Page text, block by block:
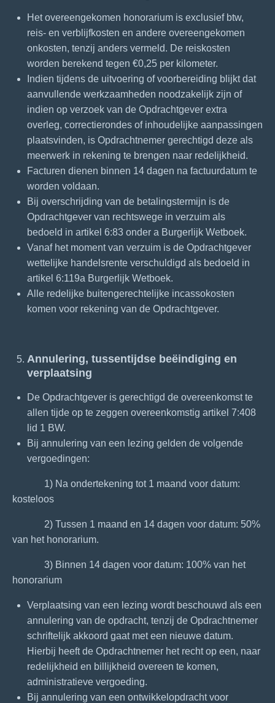
Het overeengekomen honorarium is exclusief btw,
reis- en verblijfkosten en andere overeengekomen
onkosten, tenzij anders vermeld. De reiskosten
worden berekend tegen €0,25 per kilometer.
Indien tijdens de uitvoering of voorbereiding blijkt dat
aanvullende werkzaamheden noodzakelijk zijn of
indien op verzoek van de Opdrachtgever extra
overleg, correctierondes of inhoudelijke aanpassingen
plaatsvinden, is Opdrachtnemer gerechtigd deze als
meerwerk in rekening te brengen naar redelijkheid.
Facturen dienen binnen 14 dagen na factuurdatum te
worden voldaan.
Bij overschrijding van de betalingstermijn is de
Opdrachtgever van rechtswege in verzuim als
bedoeld in artikel 6:83 onder a Burgerlijk Wetboek.
Vanaf het moment van verzuim is de Opdrachtgever
wettelijke handelsrente verschuldigd als bedoeld in
artikel 6:119a Burgerlijk Wetboek.
Alle redelijke buitengerechtelijke incassokosten
komen voor rekening van de Opdrachtgever.
Annulering, tussentijdse beëindiging en
verplaatsing
De Opdrachtgever is gerechtigd de overeenkomst te
allen tijde op te zeggen overeenkomstig artikel 7:408
lid 1 BW.
Bij annulering van een lezing gelden de volgende
vergoedingen:
1) Na ondertekening tot 1 maand voor datum:
kosteloos
2) Tussen 1 maand en 14 dagen voor datum: 50%
van het honorarium.
3) Binnen 14 dagen voor datum: 100% van het
honorarium
Verplaatsing van een lezing wordt beschouwd als een
annulering van de opdracht, tenzij de Opdrachtnemer
schriftelijk akkoord gaat met een nieuwe datum.
Hierbij heeft de Opdrachtnemer het recht op een, naar
redelijkheid en billijkheid overeen te komen,
administratieve vergoeding.
Bij annulering van een ontwikkelopdracht voor